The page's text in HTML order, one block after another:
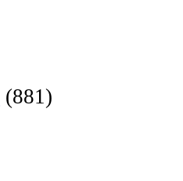
(881)